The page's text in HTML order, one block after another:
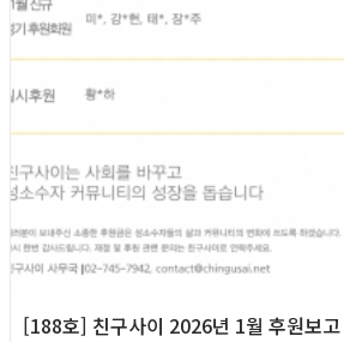
[188호] 친구사이 2026년 1월 후원보고